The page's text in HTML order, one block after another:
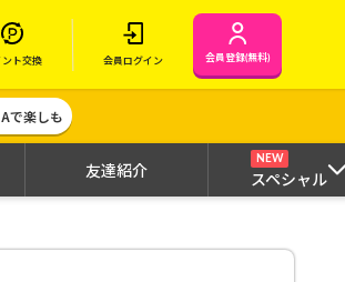
ント交換 会員ログイン 会員登録(無料)
で楽しも
友達紹介
NEW
スペシャル